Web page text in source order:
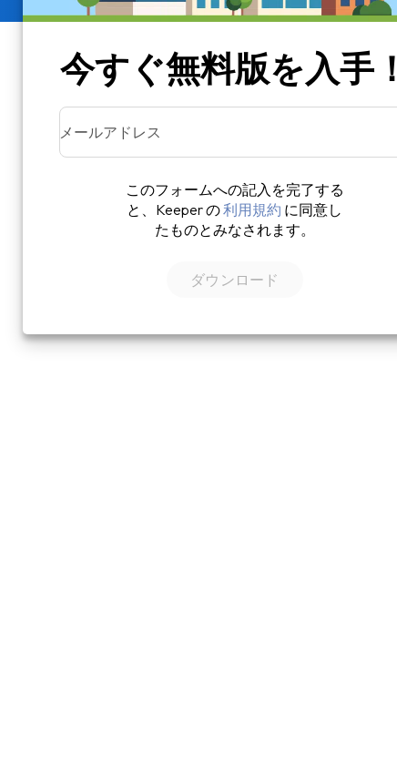
今すぐ無料版を入手！
メールアドレス
このフォームへの記入を完了する
と、Keeper の利用規約 に同意し
たものとみなされます。